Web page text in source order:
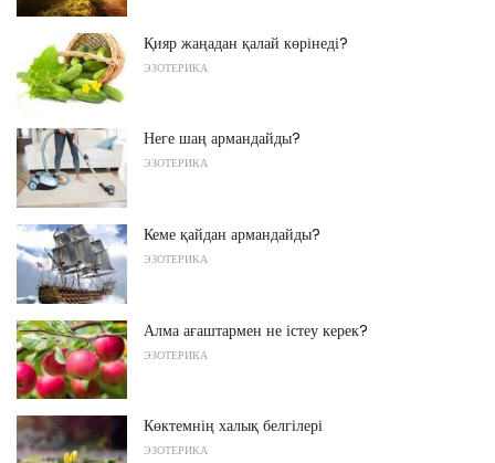
Қияр жаңадан қалай көрінеді?
ЭЗОТЕРИКА
Неге шаң армандайды?
ЭЗОТЕРИКА
Кеме қайдан армандайды?
ЭЗОТЕРИКА
Алма ағаштармен не істеу керек?
ЭЗОТЕРИКА
Көктемнің халық белгілері
ЭЗОТЕРИКА